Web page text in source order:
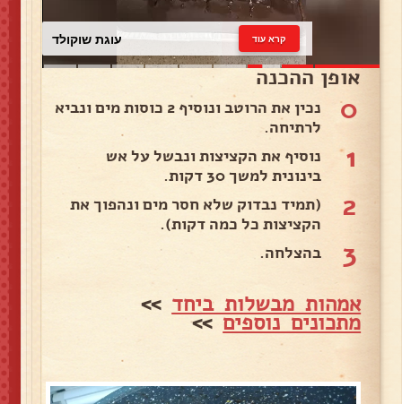
עוגת שוקולד קרא עוד
אופן ההכנה
0
נכין את הרוטב ונוסיף 2 כוסות מים ונביא
לרתיחה.
1
נוסיף את הקציצות ונבשל על אש
בינונית למשך 30 דקות.
2
(תמיד נבדוק שלא חסר מים ונהפוך את
הקציצות כל כמה דקות).
3 בהצלחה.
אמהות מבשלות ביחד >>
מתכונים נוספים>>